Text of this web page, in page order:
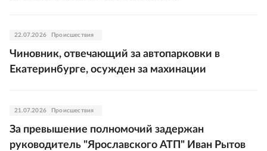
22.07.2026 Происшествия
Чиновник, отвечающий за автопарковки в
Екатеринбурге, осужден за махинации
21.07.2026 Происшествия
За превышение полномочий задержан
руководитель "Ярославского АТП" Иван Рытов